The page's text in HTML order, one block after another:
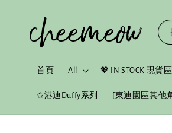
首頁 All 💖 IN STOCK 現貨區
✩港迪Duffy系列 [東迪園區其他